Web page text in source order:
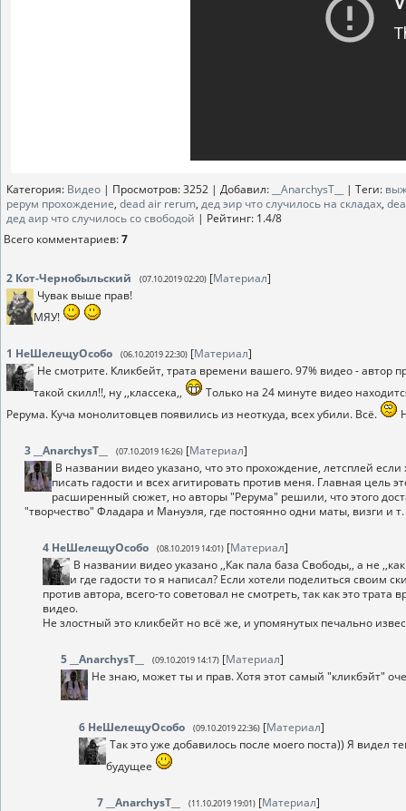
Категория: Видео | Просмотров: 3252 | Добавил: __AnarchysT__ | Теги:
рерум прохождение, dead air rerum, дед эир что случилось на складах,
дед аир что случилось со свободой | Рейтинг: 1.4/8
Всего комментариев:7
2 Кот-Чернобыльский (07.10.2019 02:20) [Материал]
Чувак выше прав!
МЯУ!
1 НеШелещуОсобо (06.10.2019 22:30) [Материал]
Не смотрите. Кликбейт, трата времени вашего. 97% видео - автор
такой скилл!!, ну ,,классека,,
Только на 24 минуте видео
Рерума. Куча монолитовцев появились из неоткуда, всех убили. Всё.
3 __AnarchysT__ (07.10.2019 16:26) [Материал]
В названии видео указано, что это прохождение, летсплей
писать гадости и всех агитировать против меня. Главная цель
расширенный сюжет, но авторы "Рерума" решили, что этого
"творчество" Фладара и Мануэля, где постоянно одни маты, визги и т.
4 НеШелещуОсобо (08.10.2019 14:01) [Материал]
В названии видео указано ,,Как пала база Свободы,, а не
и где гадости то я написал? Если хотели поделиться своим
против автора, всего-то советовал не смотреть, так как это
видео.
Не злостный это кликбейт но всё же, и упомянутых печально
5 __AnarchysT__ (09.10.2019 14:17) [Материал]
Не знаю, может ты и прав. Хотя этот самый "кликбэйт"
6 НеШелещуОсобо (09.10.2019 22:36) [Материал]
Так это уже добавилось после моего поста)) Я видел
будущее
7 __AnarchysT__ (11.10.2019 19:01) [Материал]